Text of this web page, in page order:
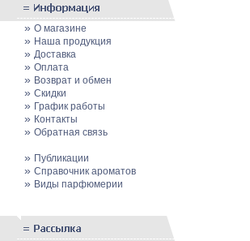
» О магазине
» Наша продукция
» Доставка
» Оплата
» Возврат и обмен
» Скидки
» График работы
» Контакты
» Обратная связь
» Публикации
» Cправочник ароматов
» Виды парфюмерии